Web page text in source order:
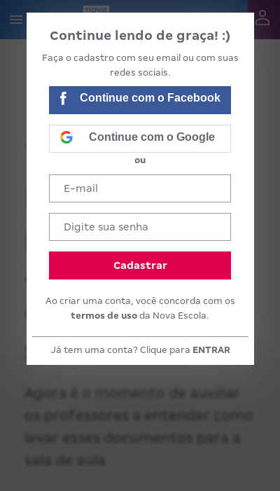
Continue lendo de graça! :)
Faça o cadastro com seu email ou com suas
redes sociais.
Continue com o Facebook
Continue com o Google
ou
Cadastrar
Ao criar uma conta, você concorda com os
termos de uso da Nova Escola.
Já tem uma conta? Clique para ENTRAR
BNCC: 10 ações
para começar o
ano discutindo
o currículo da
sua rede
Agora é o momento de auxiliar